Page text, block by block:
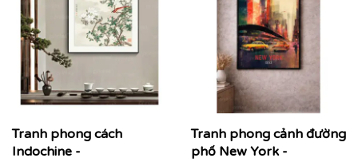
Phòng ngủ: chọn tranh phong cảnh nhẹ nhàng,
gam màu dịu để tạo sự thư thái
Tranh phong cách
Indochine -
Tranh phong cảnh đường
phố New York -